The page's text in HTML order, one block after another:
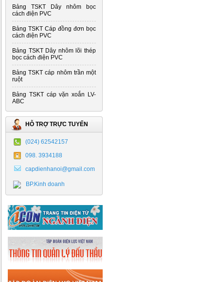
Bảng TSKT Dây nhôm bọc
cách điện PVC
Bảng TSKT Cáp đồng đơn bọc
cách điện PVC
Bảng TSKT Dây nhôm lõi thép
bọc cách điện PVC
Bảng TSKT cáp nhôm trần một
ruột
Bảng TSKT cáp vặn xoắn LV-
ABC
HỖ TRỢ TRỰC TUYẾN
(024) 62542157
098. 3934188
capdienhanoi@gmail.com
BP.Kinh doanh